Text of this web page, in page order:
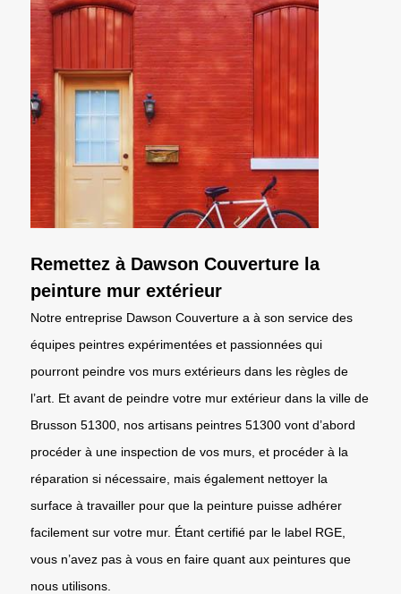
Remettez à Dawson Couverture la
peinture mur extérieur
Notre entreprise Dawson Couverture a à son service des
équipes peintres expérimentées et passionnées qui
pourront peindre vos murs extérieurs dans les règles de
l’art. Et avant de peindre votre mur extérieur dans la ville de
Brusson 51300, nos artisans peintres 51300 vont d’abord
procéder à une inspection de vos murs, et procéder à la
réparation si nécessaire, mais également nettoyer la
surface à travailler pour que la peinture puisse adhérer
facilement sur votre mur. Étant certifié par le label RGE,
vous n’avez pas à vous en faire quant aux peintures que
nous utilisons.